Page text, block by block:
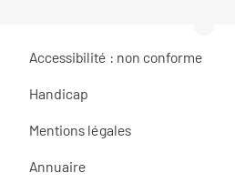
Accessibilité : non conforme
Handicap
Mentions légales
Annuaire